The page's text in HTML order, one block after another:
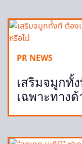
PR NEWS
เสริมจมูกทั้
เฉพาะทาง